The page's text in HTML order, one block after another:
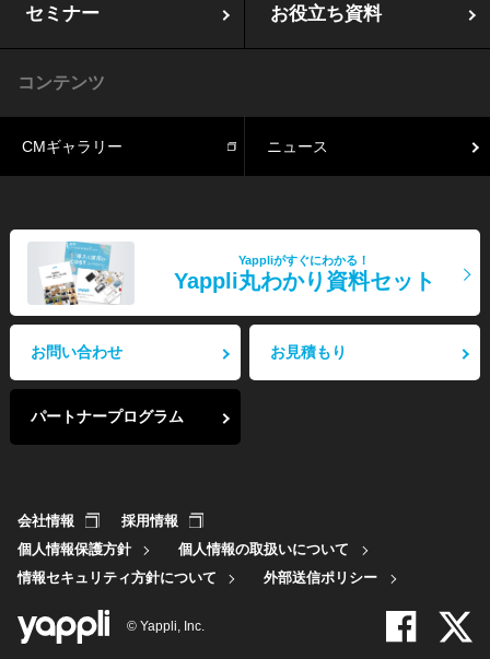
セミナー お役立ち資料
コンテンツ
CMギャラリー ニュース
Yappliがすぐにわかる！
Yappli丸わかり資料セット
お問い合わせ お見積もり
パートナープログラム
会社情報
採用情報
個人情報保護方針
個人情報の取扱いについて
情報セキュリティ方針について
外部送信ポリシー
© Yappli, Inc.